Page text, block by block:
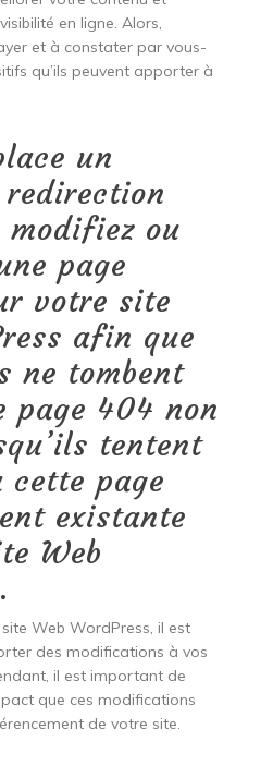
en ligne. Alors,
et à constater par vous-
qu’ils peuvent apporter à
un
redirection
modifiez ou
page
votre site
afin que
ne tombent
page 404 non
tentent
cette page
existante
Web
Web WordPress, il est
des modifications à vos
il est important de
que ces modifications
de votre site.